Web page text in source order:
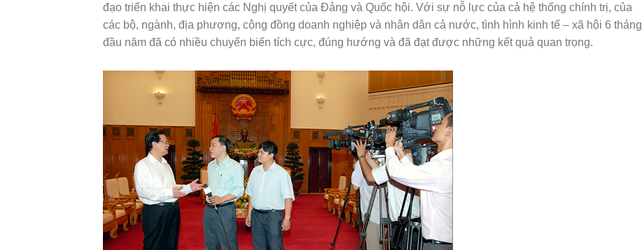
đạo triển khai thực hiện các Nghị quyết của Đảng và Quốc hội. Với sự nỗ lực của cả hệ thống chính trị, của
các bộ, ngành, địa phương, cộng đồng doanh nghiệp và nhân dân cả nước, tình hình kinh tế – xã hội 6 tháng
đầu năm đã có nhiều chuyển biến tích cực, đúng hướng và đã đạt được những kết quả quan trọng.